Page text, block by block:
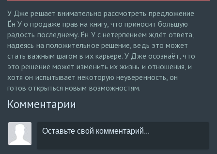
У Дже решает внимательно рассмотреть предложение
Ён У о продаже прав на книгу, что приносит большую
радость последнему. Ён У с нетерпением ждёт ответа,
надеясь на положительное решение, ведь это может
стать важным шагом в их карьере. У Дже осознаёт, что
это решение может изменить их жизнь и отношения, и
хотя он испытывает некоторую неуверенность, он
готов открыться новым возможностям.
Комментарии